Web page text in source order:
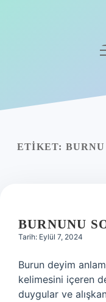
Yasal Uyarı
ETIKET:
BURNUNU
Tarih: Eylül 7, 2024
Burun deyim
kelimesini içeren
duygular ve